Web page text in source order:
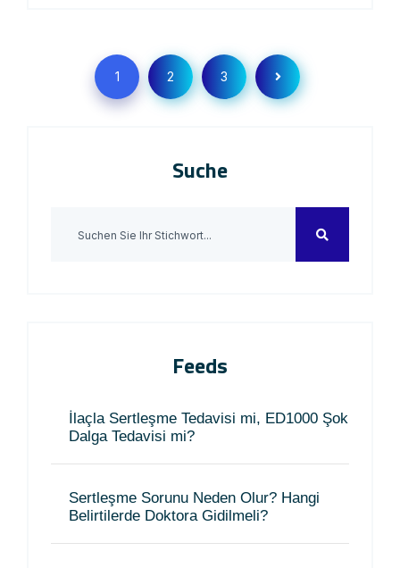
1 2 3
Suche
Feeds
İlaçla Sertleşme Tedavisi mi, ED1000 Şok
Dalga Tedavisi mi?
Sertleşme Sorunu Neden Olur? Hangi
Belirtilerde Doktora Gidilmeli?